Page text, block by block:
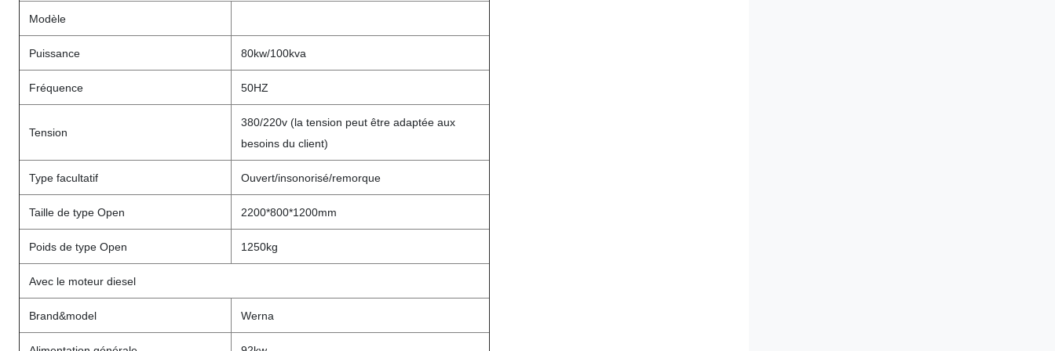
Modèle
Puissance 80kw/100kva
Fréquence 50HZ
Tension
380/220v (la tension peut être adaptée aux
besoins du client)
Type facultatif Ouvert/insonorisé/remorque
Taille de type Open 2200*800*1200mm
Poids de type Open 1250kg
Avec le moteur diesel
Brand&model Werna